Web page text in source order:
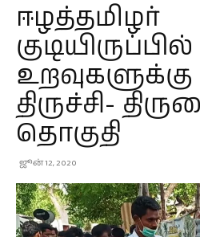
ஈழத்தமிழர்
திருச்சி-
தொகுதி
ஜூன் 12, 2020